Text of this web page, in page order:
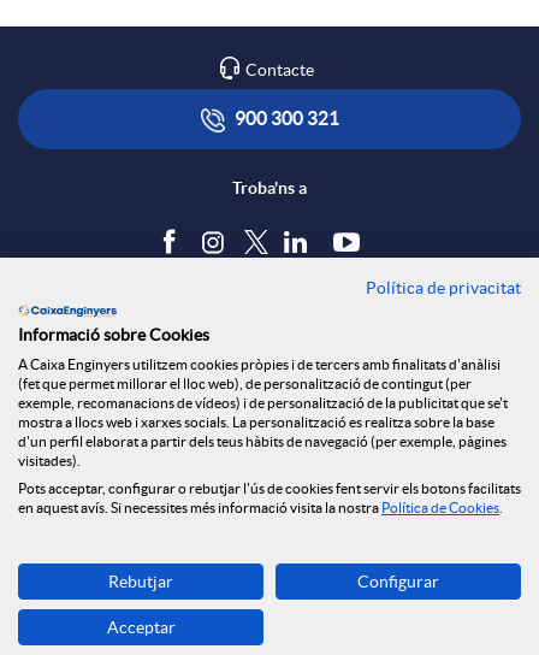
r
x
s
S
o
c
i
i
c
i
o
n
ó
a
l
a
d
Contacte
900 300 321
Troba'ns a
Política de cookies
Avís legal
Seguretat Online
Canal denúncies
Descarrega-la ara
Banca MOBILE
© Caixa Enginyers 2026
Política de privacitat
Informació sobre Cookies
A Caixa Enginyers utilitzem cookies pròpies i de tercers amb finalitats d'anàlisi
(fet que permet millorar el lloc web), de personalització de contingut (per
exemple, recomanacions de vídeos) i de personalització de la publicitat que se't
mostra a llocs web i xarxes socials. La personalització es realitza sobre la base
d'un perfil elaborat a partir dels teus hàbits de navegació (per exemple, pàgines
visitades).
Pots acceptar, configurar o rebutjar l'ús de cookies fent servir els botons facilitats
en aquest avís. Si necessites més informació visita la nostra Política de Cookies
Rebutjar Configurar
Acceptar